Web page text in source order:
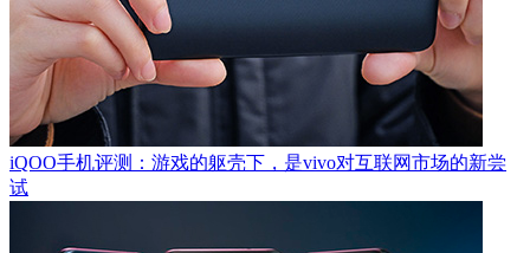
iQOO手机评测：游戏的躯壳下，是vivo对互联网市场的新尝
试